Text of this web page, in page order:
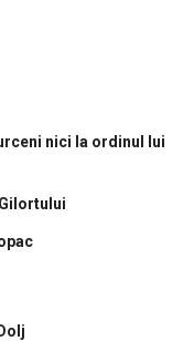
nici la ordinul lui